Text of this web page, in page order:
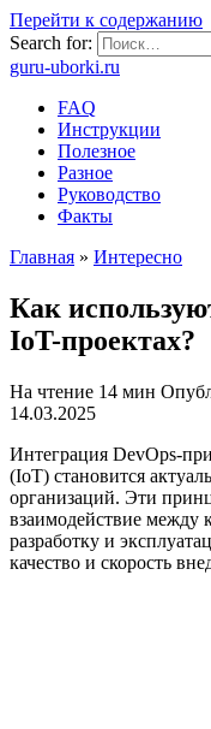
Перейти к содержанию
Search for:
guru-uborki.ru
FAQ
Инструкции
Полезное
Разное
Руководство
Факты
Главная » Интересно
Как
IoT-проектах?
На чтение 14 мин
14.03.2025
Интеграция DevOps-
(IoT) становится
организаций. Эти
взаимодействие между
разработку и
качество и скорость